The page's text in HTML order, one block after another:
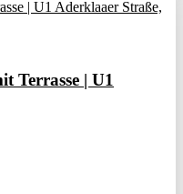
Terrasse | U1